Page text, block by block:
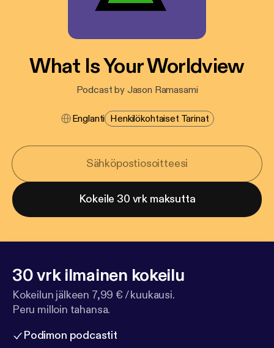
What Is Your Worldview
Podcast by Jason Ramasami
Englanti Henkilökohtaiset Tarinat
Kokeile 30 vrk maksutta
30 vrk ilmainen kokeilu
Kokeilun jälkeen 7,99 € / kuukausi.
Peru milloin tahansa.
Podimon podcastit